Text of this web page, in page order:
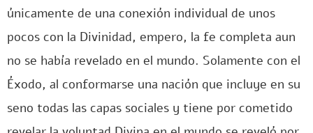
únicamente de una conexión individual de unos
pocos con la Divinidad, empero, la fe completa aun
no se había revelado en el mundo. Solamente con el
Éxodo, al conformarse una nación que incluye en su
seno todas las capas sociales y tiene por cometido